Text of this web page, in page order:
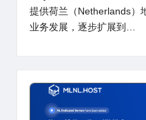
提供荷兰（Netherlands）
业务发展，逐步扩展到…